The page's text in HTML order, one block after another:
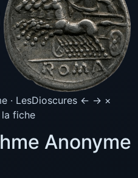
· LesDioscures ← → ×
fiche
Anonyme